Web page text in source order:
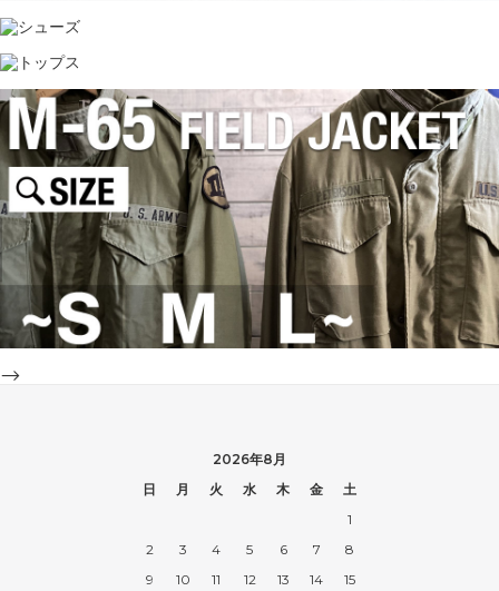
-->
2026年8月
日
月 火 水 木 金
土
1
2
3 4 5 6 7
8
9
10 11 12 13 14
15